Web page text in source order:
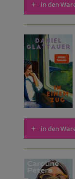
in den
in den